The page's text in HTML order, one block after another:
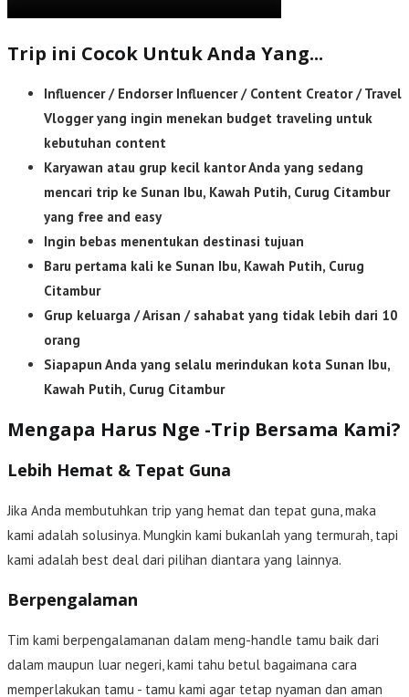
Trip ini Cocok Untuk Anda Yang...
Influencer / Endorser Influencer / Content Creator / Travel
Vlogger yang ingin menekan budget traveling untuk
kebutuhan content
Karyawan atau grup kecil kantor Anda yang sedang
mencari trip ke Sunan Ibu, Kawah Putih, Curug Citambur
yang free and easy
Ingin bebas menentukan destinasi tujuan
Baru pertama kali ke Sunan Ibu, Kawah Putih, Curug
Citambur
Grup keluarga / Arisan / sahabat yang tidak lebih dari 10
orang
Siapapun Anda yang selalu merindukan kota Sunan Ibu,
Kawah Putih, Curug Citambur
Mengapa Harus Nge -Trip Bersama Kami?
Lebih Hemat & Tepat Guna
Jika Anda membutuhkan trip yang hemat dan tepat guna, maka
kami adalah solusinya. Mungkin kami bukanlah yang termurah, tapi
kami adalah best deal dari pilihan diantara yang lainnya.
Berpengalaman
Tim kami berpengalamanan dalam meng-handle tamu baik dari
dalam maupun luar negeri, kami tahu betul bagaimana cara
memperlakukan tamu - tamu kami agar tetap nyaman dan aman